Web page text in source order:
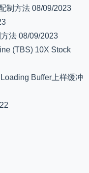
制方法 08/09/2023
法 08/09/2023
(TBS) 10X Stock
Buffer上样缓冲